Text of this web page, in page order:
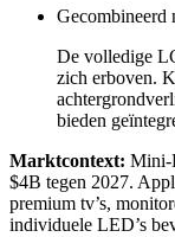
Gecombineerd
De volledige
zich erboven.
bieden
Marktcontext: Mini-
$4B tegen 2027.
premium tv’s,
individuele LED’s